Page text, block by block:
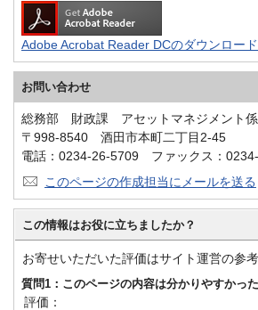
Adobe Acrobat Reader DCのダウンロー
お問い合わせ
総務部 財政課 アセットマネジメント係
〒998-8540 酒田市本町二丁目2-45
電話：0234-26-5709 ファックス：
このページの作成担当にメールを送る
この情報はお役に立ちましたか？
お寄せいただいた評価はサイト運営の参
質問1：このページの内容は分かりやすかっ
評価：